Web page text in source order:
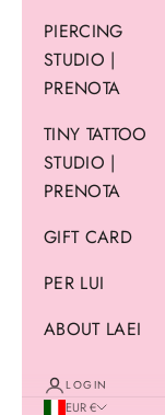
PIERCING
STUDIO |
PRENOTA
TINY TATTOO
STUDIO |
PRENOTA
GIFT CARD
PER LUI
ABOUT LAEI
LOGIN
EUR €